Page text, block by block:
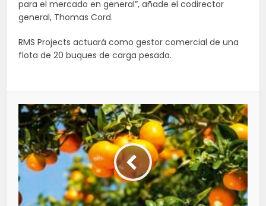
para el mercado en general”, añade el codirector
general, Thomas Cord.
RMS Projects actuará como gestor comercial de una
flota de 20 buques de carga pesada.